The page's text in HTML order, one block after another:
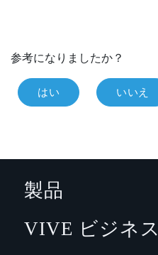
参考になりましたか？
はい いいえ
製品
VIVE ビジネス